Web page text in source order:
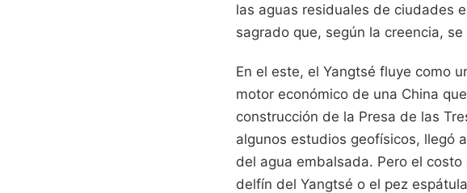
las aguas residuales de ciudades
sagrado que, según la creencia,
En el este, el Yangtsé fluye como
motor económico de una China
construcción de la Presa de las
algunos estudios geofísicos, llegó
del agua embalsada. Pero el
delfín del Yangtsé o el pez